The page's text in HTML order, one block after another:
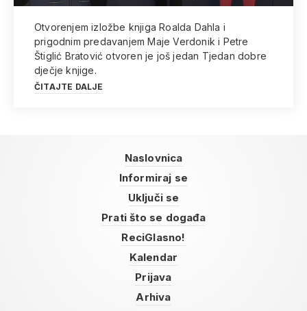
Otvorenjem izložbe knjiga Roalda Dahla i
prigodnim predavanjem Maje Verdonik i Petre
Štiglić Bratović otvoren je još jedan Tjedan dobre
dječje knjige.
ČITAJTE DALJE
Naslovnica
Informiraj se
Uključi se
Prati što se događa
ReciGlasno!
Kalendar
Prijava
Arhiva